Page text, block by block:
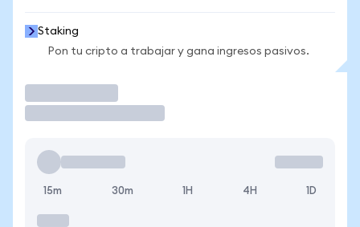
Staking
Pon tu cripto a trabajar y gana ingresos pasivos.
15m 30m 1H 4H 1D